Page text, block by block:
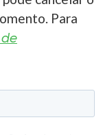
Para